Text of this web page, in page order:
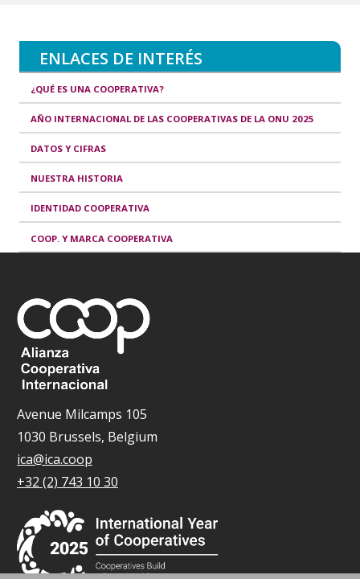
ENLACES DE INTERÉS
¿QUÉ ES UNA COOPERATIVA?
AÑO INTERNACIONAL DE LAS COOPERATIVAS DE LA ONU 2025
DATOS Y CIFRAS
NUESTRA HISTORIA
IDENTIDAD COOPERATIVA
COOP. Y MARCA COOPERATIVA
Avenue Milcamps 105
1030 Brussels, Belgium
ica@ica.coop
+32 (2) 743 10 30